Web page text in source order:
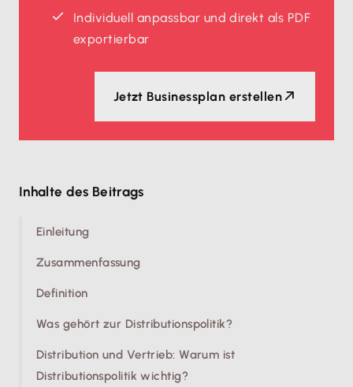
Individuell anpassbar und direkt als PDF
exportierbar
Jetzt Businessplan erstellen
Inhalte des Beitrags
Einleitung
Zusammenfassung
Definition
Was gehört zur Distributionspolitik?
Distribution und Vertrieb: Warum ist
Distributionspolitik wichtig?